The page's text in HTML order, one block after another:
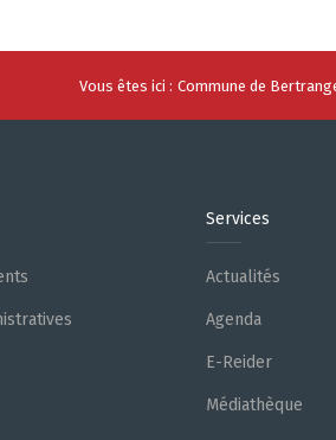
Vous êtes ici : Commune de
Services
Actualités
Agenda
E-Reider
Médiathèque